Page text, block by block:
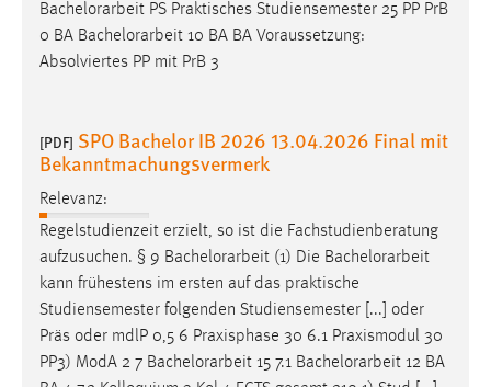
Bachelorarbeit PS Praktisches Studiensemester 25 PP PrB
0 BA Bachelorarbeit 10 BA BA Voraussetzung:
Absolviertes PP mit PrB 3
[PDF] SPO Bachelor IB 2026 13.04.2026 Final mit
Bekanntmachungsvermerk
Relevanz:
Regelstudienzeit erzielt, so ist die Fachstudienberatung
aufzusuchen. § 9 Bachelorarbeit (1) Die Bachelorarbeit
kann frühestens im ersten auf das praktische
Studiensemester folgenden Studiensemester [...] oder
Präs oder mdlP 0,5 6 Praxisphase 30 6.1 Praxismodul 30
PP3) ModA 2 7 Bachelorarbeit 15 7.1 Bachelorarbeit 12 BA